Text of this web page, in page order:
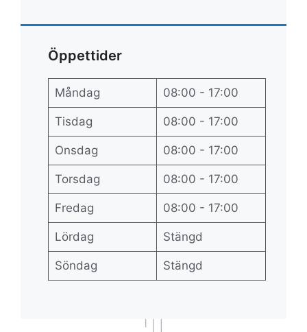
Öppettider
Måndag 08:00 - 17:00
Tisdag 08:00 - 17:00
Onsdag 08:00 - 17:00
Torsdag 08:00 - 17:00
Fredag 08:00 - 17:00
Lördag Stängd
Söndag Stängd